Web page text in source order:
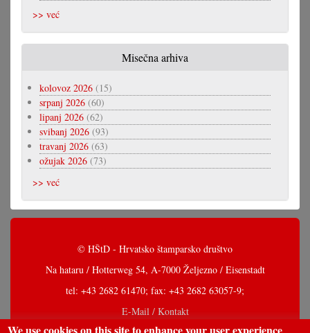
>> već
Misečna arhiva
kolovoz 2026 (15)
srpanj 2026 (60)
lipanj 2026 (62)
svibanj 2026 (93)
travanj 2026 (63)
ožujak 2026 (73)
>> već
© HŠtD - Hrvatsko štamparsko društvo
Na hataru / Hotterweg 54, A-7000 Željezno / Eisenstadt
tel: +43 2682 61470; fax: +43 2682 63057-9;
E-Mail / Kontakt